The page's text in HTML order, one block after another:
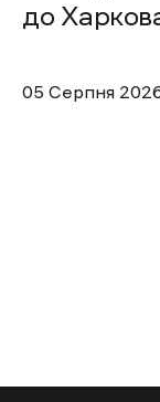
до
05 Cерпня